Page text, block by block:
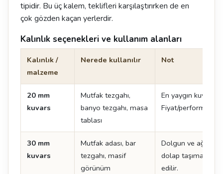
tipidir. Bu üç kalem, teklifleri karşılaştırırken de en
çok gözden kaçan yerlerdir.
Kalınlık seçenekleri ve kullanım alanları
Kalınlık /
malzeme
Nerede kullanılır Not
20 mm
kuvars
Mutfak tezgahı,
banyo tezgahı, masa
tablası
En yaygın kuvars
Fiyat/performans
30 mm
kuvars
Mutfak adası, bar
tezgahı, masif
görünüm
Dolgun ve ağır
dolap taşıma
edilir.